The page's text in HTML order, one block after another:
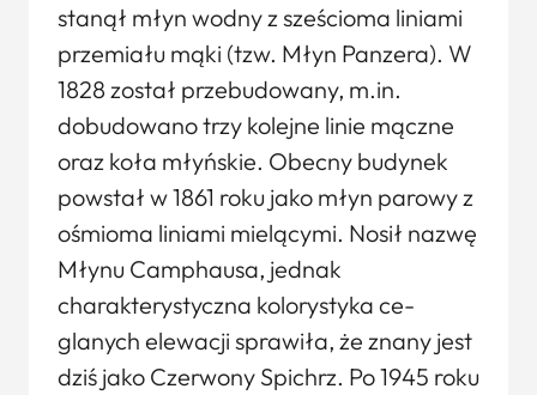
stanął młyn wodny z sześcioma liniami
przemiału mąki (tzw. Młyn Panzera). W
1828 został przebudowany, m.in.
dobudowano trzy kolejne linie mączne
oraz koła młyńskie. Obecny budynek
powstał w 1861 roku jako młyn parowy z
ośmioma liniami mielącymi. Nosił nazwę
Młynu Camphausa, jednak
charakterystyczna kolorystyka ce­
glanych elewacji sprawiła, że znany jest
dziś jako Czerwony Spichrz. Po 1945 roku